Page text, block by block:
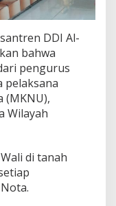
DDI Al-
bahwa
pengurus
pelaksana
(MKNU),
Wilayah
di tanah